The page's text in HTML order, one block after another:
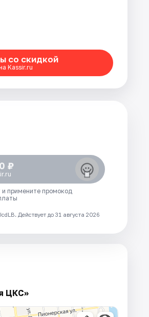
со скидкой
Kassir.ru
₽
примените промокод
Действует до 31 августа 2026
ЦКС»